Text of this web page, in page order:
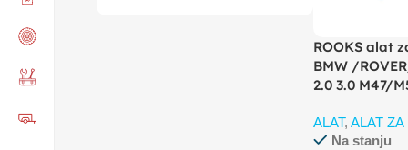
ROOKS alat
BMW /
2.0 3.0 M47/
ALAT,ALAT
Na stanju